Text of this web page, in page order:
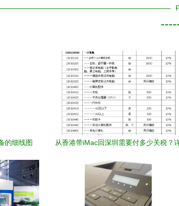
的细线图
从香港带iMac回深圳需要付多少关税？